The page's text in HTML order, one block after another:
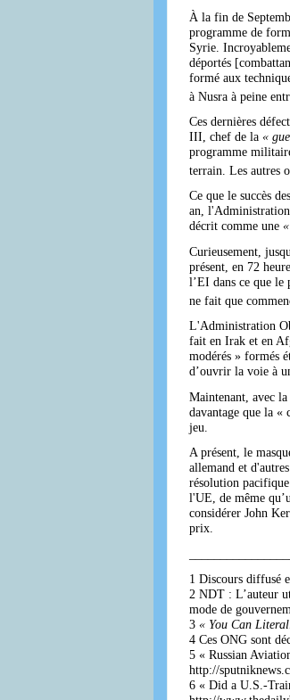
À la fin de
programme de
Syrie.
déportés
formé aux
à Nusra à peine
Ces dernières
III, chef de la «
programme
terrain. Les autres
Ce que le succès
an, l'Administration
décrit comme une
Curieusement,
présent, en 72
l’EI dans ce que le
ne fait que
L'Administration
fait en Irak et en
modérés » formés
d’ouvrir la voie à
Maintenant, avec
davantage que la
jeu.
A présent, le
allemand et
résolution
l'UE, de même
considérer John
prix.
1 Discours diffusé
2 NDT : L’auteur
mode de
3 « You Can
4 Ces ONG sont
5 « Russian
http://
6 « Did a U.S.-